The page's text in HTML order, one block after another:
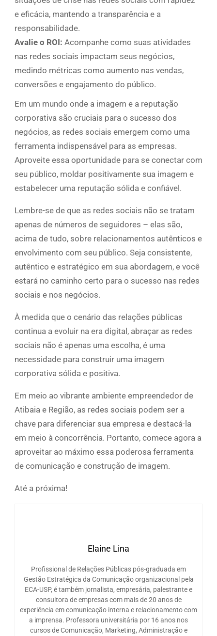
e eficácia, mantendo a transparência e a
responsabilidade.
Avalie o ROI: Acompanhe como suas atividades
nas redes sociais impactam seus negócios,
medindo métricas como aumento nas vendas,
conversões e engajamento do público.
Em um mundo onde a imagem e a reputação
corporativa são cruciais para o sucesso dos
negócios, as redes sociais emergem como uma
ferramenta indispensável para as empresas.
Aproveite essa oportunidade para se conectar com
seu público, moldar positivamente sua imagem e
estabelecer uma reputação sólida e confiável.
Lembre-se de que as redes sociais não se tratam
apenas de números de seguidores – elas são,
acima de tudo, sobre relacionamentos autênticos e
envolvimento com seu público. Seja consistente,
autêntico e estratégico em sua abordagem, e você
estará no caminho certo para o sucesso nas redes
sociais e nos negócios.
À medida que o cenário das relações públicas
continua a evoluir na era digital, abraçar as redes
sociais não é apenas uma escolha, é uma
necessidade para construir uma imagem
corporativa sólida e positiva.
Em meio ao vibrante ambiente empreendedor de
Atibaia e Região, as redes sociais podem ser a
chave para diferenciar sua empresa e destacá-la
em meio à concorrência. Portanto, comece agora a
aproveitar ao máximo essa poderosa ferramenta
de comunicação e construção de imagem.
Até a próxima!
Elaine Lina
Profissional de Relações Públicas pós-graduada em
Gestão Estratégica da Comunicação organizacional pela
ECA-USP, é também jornalista, empresária, palestrante e
consultora de empresas com mais de 20 anos de
experiência em comunicação interna e relacionamento com
a imprensa. Professora universitária por 16 anos nos
cursos de Comunicação, Marketing, Administração e